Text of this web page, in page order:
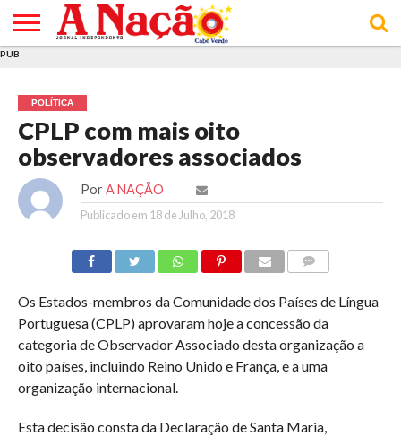
E DE
COOKIES
DE
UTILIZAÇÃO
PUB
POLÍTICA
CPLP com mais oito
observadores associados
Por A NAÇÃO
Publicado em 18 de Julho, 2018
Os Estados-membros da Comunidade dos Países de Língua
Portuguesa (CPLP) aprovaram hoje a concessão da
categoria de Observador Associado desta organização a
oito países, incluindo Reino Unido e França, e a uma
organização internacional.
Esta decisão consta da Declaração de Santa Maria,